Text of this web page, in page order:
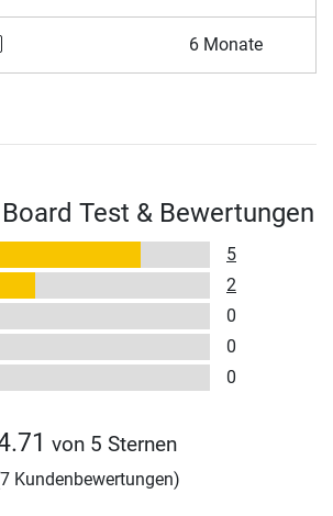
6 Monate
Test & Bewertungen
5
2
0
0
0
von 5 Sternen
Kundenbewertungen)